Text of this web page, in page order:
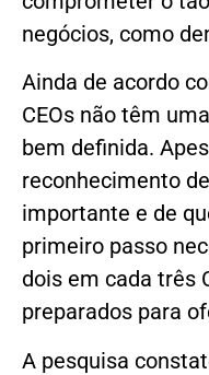
negócios, como
Ainda de acordo
CEOs não têm
bem definida.
reconhecimento
importante e de
primeiro passo
dois em cada três
preparados para
A pesquisa